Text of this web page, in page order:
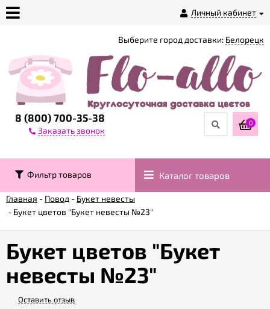
Личный кабинет
магазине
Доставка
Контакты
Возврат
Гарантии
Акции
8 (800) 700-35-38
Заказать звонок
Выберите город доставки: Белорецк
0
Фильтр товаров Каталог товаров
Главная - Повод - Букет невесты
- Букет цветов "Букет невесты №23"
Букет цветов "Букет
невесты №23"
Оставить отзыв